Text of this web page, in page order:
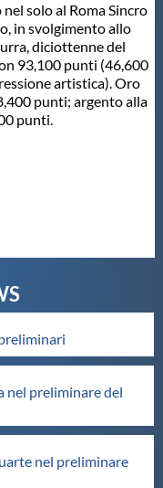
solo al Roma Sincro
in svolgimento allo
diciottenne del
93,100 punti (46,600
artistica). Oro
punti; argento alla
punti.
nel preliminare del
nel preliminare